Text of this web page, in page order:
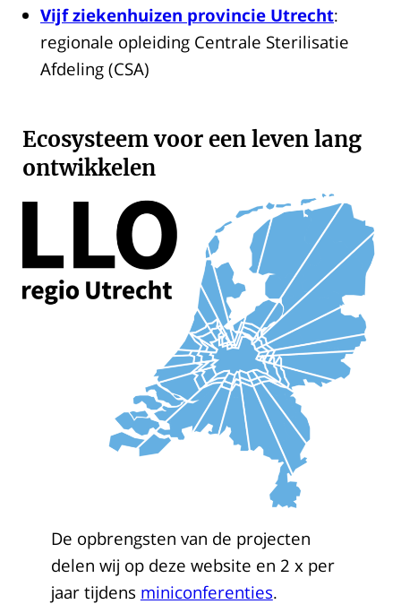
Vijf ziekenhuizen provincie Utrecht:
regionale opleiding Centrale Sterilisatie
Afdeling (CSA)
Ecosysteem voor een leven lang
ontwikkelen
De opbrengsten van de projecten
delen wij op deze website en 2 x per
jaar tijdens miniconferenties.